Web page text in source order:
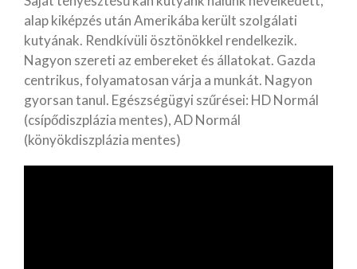
Féregtelenítés
Kullancsszezon
Diszplázia
Táplálékkiegészítők
kedvenceinknek
alap kiképzés után Amerikába került szolgálati
kutyának. Rendkívüli ösztönökkel rendelkezik.
Nagyon szereti az embereket és állatokat. Gazda
centrikus, folyamatosan várja a munkát. Nagyon
gyorsan tanul. Egészségügyi szűrései: HD Normál
(csípődiszplázia mentes), AD Normál
(könyökdiszplázia mentes)